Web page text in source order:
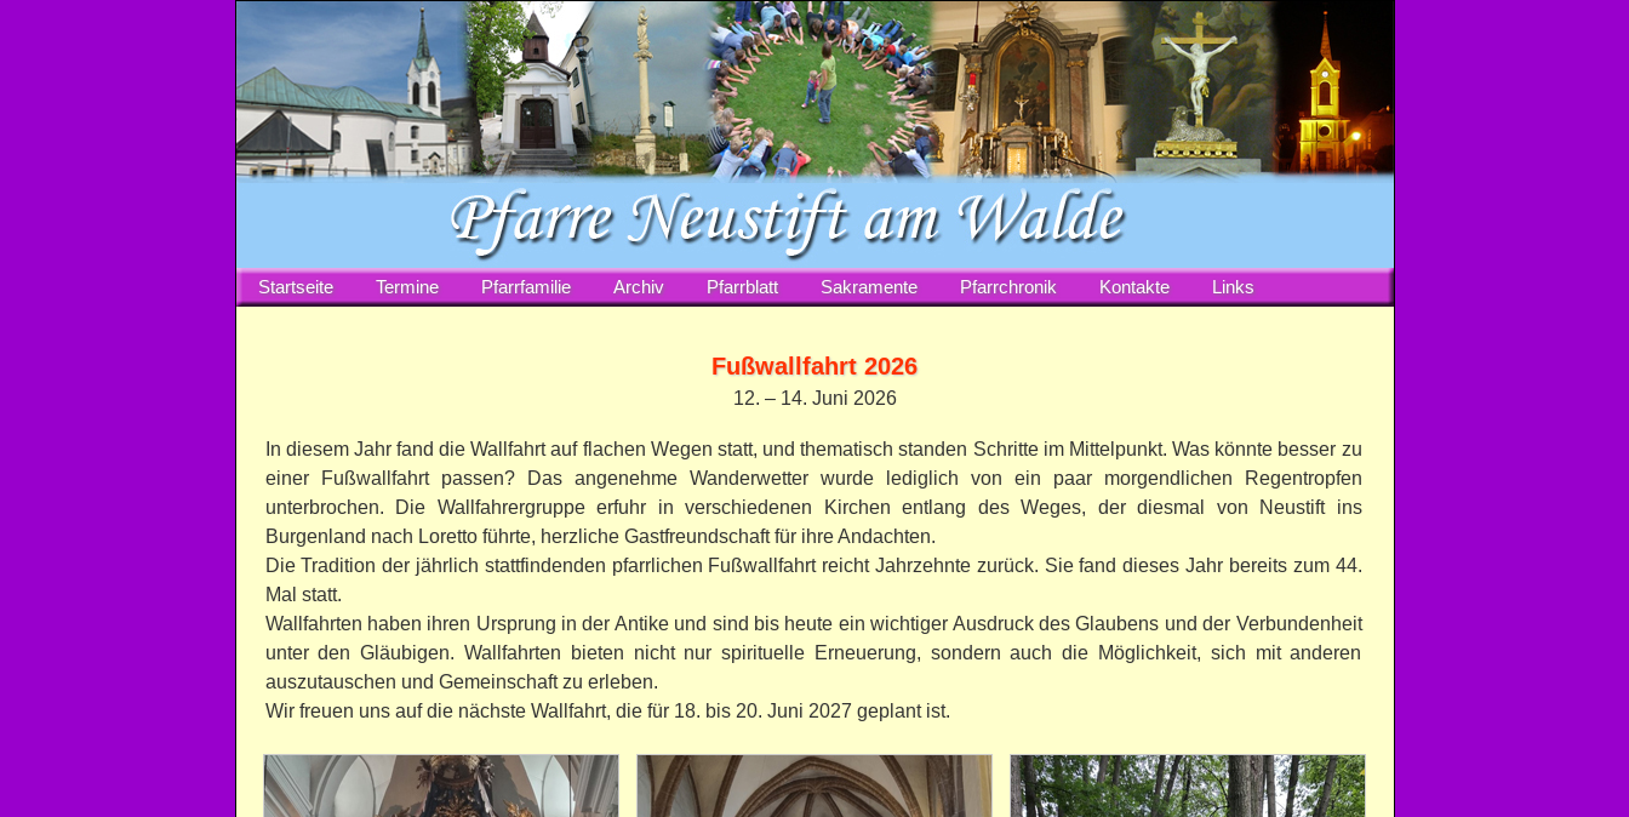
Startseite Termine Pfarrfamilie Archiv Pfarrblatt Sakramente Pfarrchronik Kontakte Links
Fußwallfahrt 2026
12. – 14. Juni 2026
In diesem Jahr fand die Wallfahrt auf flachen Wegen statt, und thematisch standen Schritte im Mittelpunkt. Was könnte besser zu
einer Fußwallfahrt passen? Das angenehme Wanderwetter wurde lediglich von ein paar morgendlichen Regentropfen
unterbrochen. Die Wallfahrergruppe erfuhr in verschiedenen Kirchen entlang des Weges, der diesmal von Neustift ins
Burgenland nach Loretto führte, herzliche Gastfreundschaft für ihre Andachten.
Die Tradition der jährlich stattfindenden pfarrlichen Fußwallfahrt reicht Jahrzehnte zurück. Sie fand dieses Jahr bereits zum 44.
Mal statt.
Wallfahrten haben ihren Ursprung in der Antike und sind bis heute ein wichtiger Ausdruck des Glaubens und der Verbundenheit
unter den Gläubigen. Wallfahrten bieten nicht nur spirituelle Erneuerung, sondern auch die Möglichkeit, sich mit anderen
auszutauschen und Gemeinschaft zu erleben.
Wir freuen uns auf die nächste Wallfahrt, die für 18. bis 20. Juni 2027 geplant ist.